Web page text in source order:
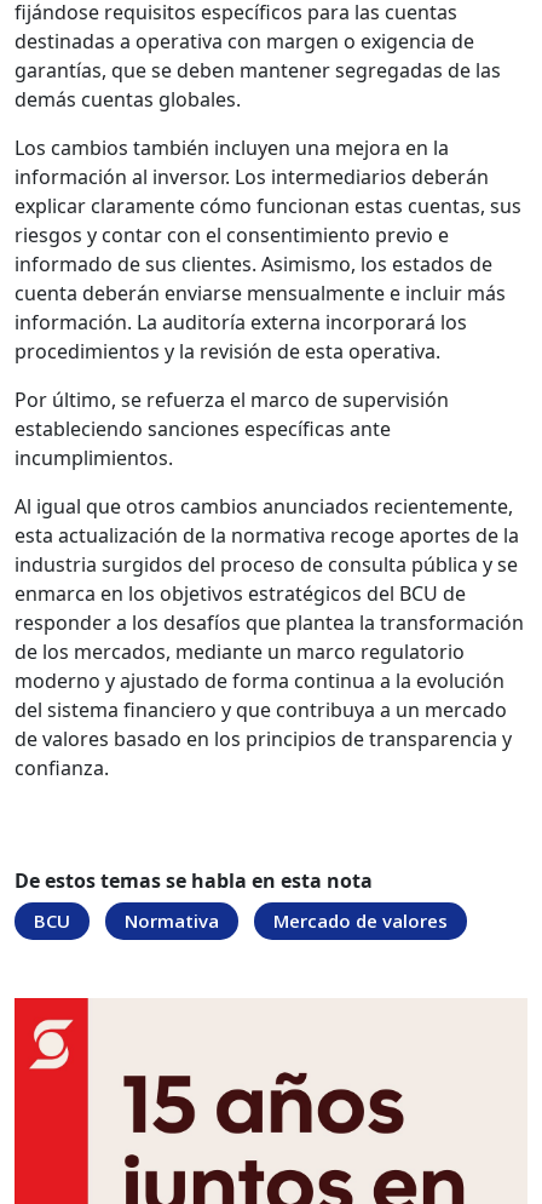
fijándose requisitos específicos para las cuentas
destinadas a operativa con margen o exigencia de
garantías, que se deben mantener segregadas de las
demás cuentas globales.
Los cambios también incluyen una mejora en la
información al inversor. Los intermediarios deberán
explicar claramente cómo funcionan estas cuentas, sus
riesgos y contar con el consentimiento previo e
informado de sus clientes. Asimismo, los estados de
cuenta deberán enviarse mensualmente e incluir más
información. La auditoría externa incorporará los
procedimientos y la revisión de esta operativa.
Por último, se refuerza el marco de supervisión
estableciendo sanciones específicas ante
incumplimientos.​
Al igual que otros cambios anunciados recientemente,
esta actualización de la normativa recoge aportes de la
industria surgidos del proceso de consulta pública y se
enmarca en los objetivos estratégicos del BCU de
responder a los desafíos que plantea la transformación
de los mercados, mediante un marco regulatorio
moderno y ajustado de forma continua a la evolución
del sistema financiero y que contribuya a un mercado
de valores basado en los principios de transparencia y
confianza.
De estos temas se habla en esta nota
BCU Normativa Mercado de valores